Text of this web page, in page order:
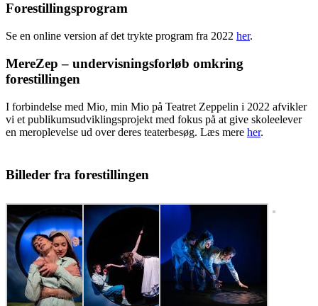
Forestillingsprogram
Se en online version af det trykte program fra 2022 her.
MereZep – undervisningsforløb omkring
forestillingen
I forbindelse med Mio, min Mio på Teatret Zeppelin i 2022 afvikler
vi et publikumsudviklingsprojekt med fokus på at give skoleelever
en meroplevelse ud over deres teaterbesøg. Læs mere her.
Billeder fra forestillingen